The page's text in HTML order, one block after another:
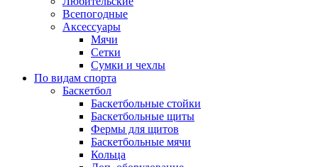
Всепогодные
Аксессуары
Мячи
Сетки
Сумки и чехлы
По видам спорта
Баскетбол
Баскетбольные стойки
Баскетбольные щиты
Фермы для щитов
Баскетбольные мячи
Кольца